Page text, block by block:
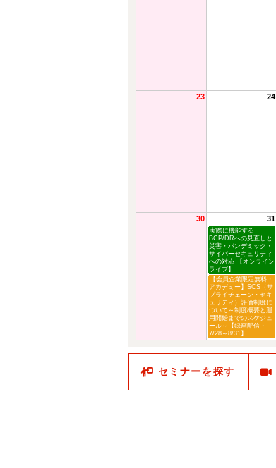
23 24
30 31
実際に機能する
BCP/DRへの見直しと
災害・パンデミック・
サイバーセキュリティ
への対応 【オンライン
ライブ】
【会員企業限定無料・
アカデミー】SCS（サ
プライチェーン・セキ
ュリティ）評価制度に
ついて～制度概要と運
用開始までのスケジュ
ール～【録画配信・
7/28～8/31】
セミナーを探す